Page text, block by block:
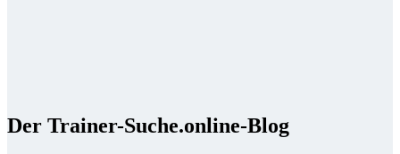
Der Trainer-Suche.online-Blog